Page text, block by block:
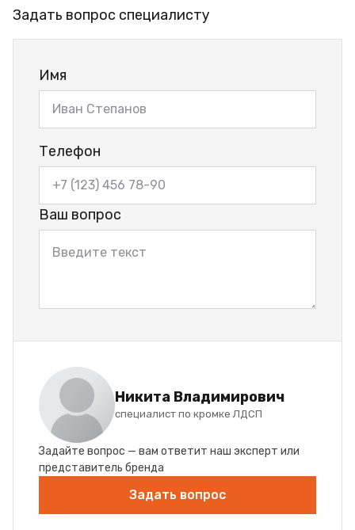
Задать вопрос специалисту
Имя
Телефон
Ваш вопрос
Никита Владимирович
специалист по кромке ЛДСП
Задайте вопрос — вам ответит наш эксперт или
представитель бренда
Задать вопрос